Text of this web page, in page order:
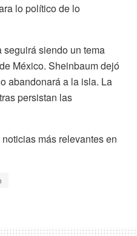
lo político de lo
siendo un tema
México. Sheinbaum dejó
abandonará a la isla. La
persistan las
más relevantes en